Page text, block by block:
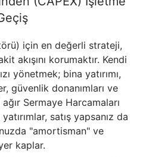
için en değerli strateji,
akışını korumaktır. Kendi
yönetmek; bina yatırımı,
güvenlik donanımları ve
Sermaye Harcamaları
satış yapsanız da
"amortisman" ve
kaplar.